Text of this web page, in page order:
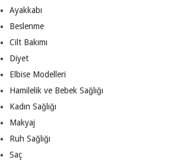
Ayakkabı
Beslenme
Cilt Bakımı
Diyet
Elbise Modelleri
Hamilelik ve Bebek Sağlığı
Kadın Sağlığı
Makyaj
Ruh Sağlığı
Saç